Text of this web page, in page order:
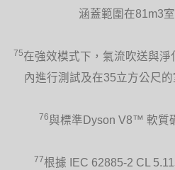
涵蓋範圍在81m3
75在強效模式下，氣流吹送與
內進行測試及在35立方公尺
76與標準Dyson V8™ 軟質
77根據 IEC 62885-2 CL